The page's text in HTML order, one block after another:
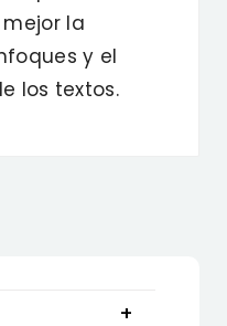
la
y el
los textos.